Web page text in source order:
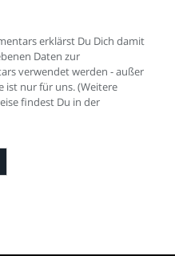
erklärst Du Dich damit
Daten zur
verwendet werden - außer
ist nur für uns. (Weitere
findest Du in der